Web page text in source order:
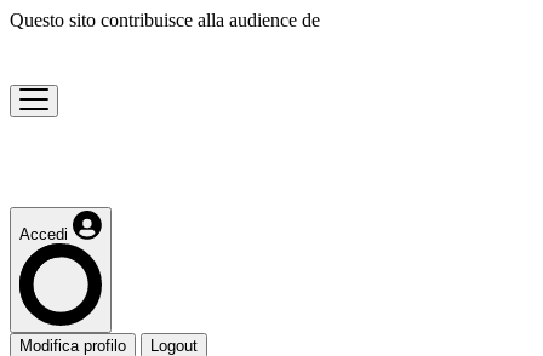
Questo sito contribuisce alla audience de
Accedi
Modifica profilo Logout